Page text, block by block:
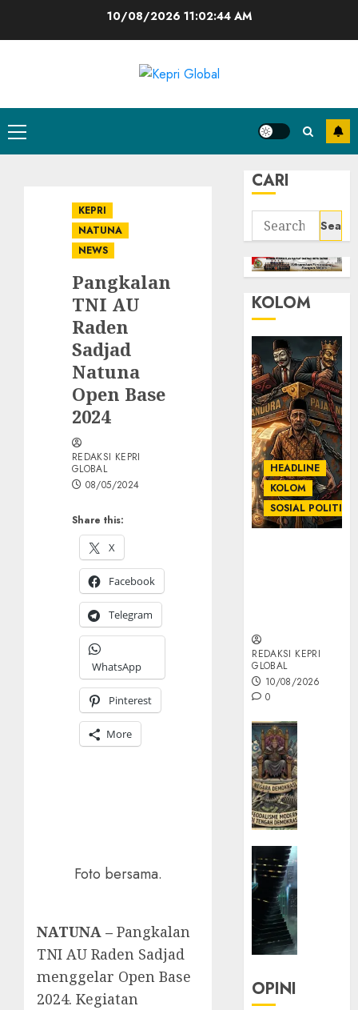
10/08/2026 11:02:44 AM
Primary
Menu
KEPRI
NATUNA
NEWS
Pangkalan
TNI AU
Raden
Sadjad
Natuna
Open Base
2024
Share this:
X
Facebook
Telegram
WhatsApp
Pinterest
More
REDAKSI KEPRI
GLOBAL
08/05/2024
Foto bersama.
NATUNA – Pangkalan
TNI AU Raden Sadjad
menggelar Open Base
2024. Kegiatan
CARI
Search
for:
KOLOM
HEADLINE
KOLOM
SOSIAL POLITIK
REDAKSI KEPRI
GLOBAL
10/08/2026
0
OPINI